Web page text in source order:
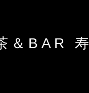
＆BAR 寿